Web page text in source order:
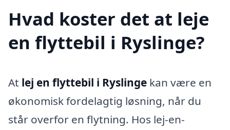
Hvad koster det at leje
en flyttebil i Ryslinge?
At lej en flyttebil i Ryslinge kan være en
økonomisk fordelagtig løsning, når du
står overfor en flytning. Hos lej-en-